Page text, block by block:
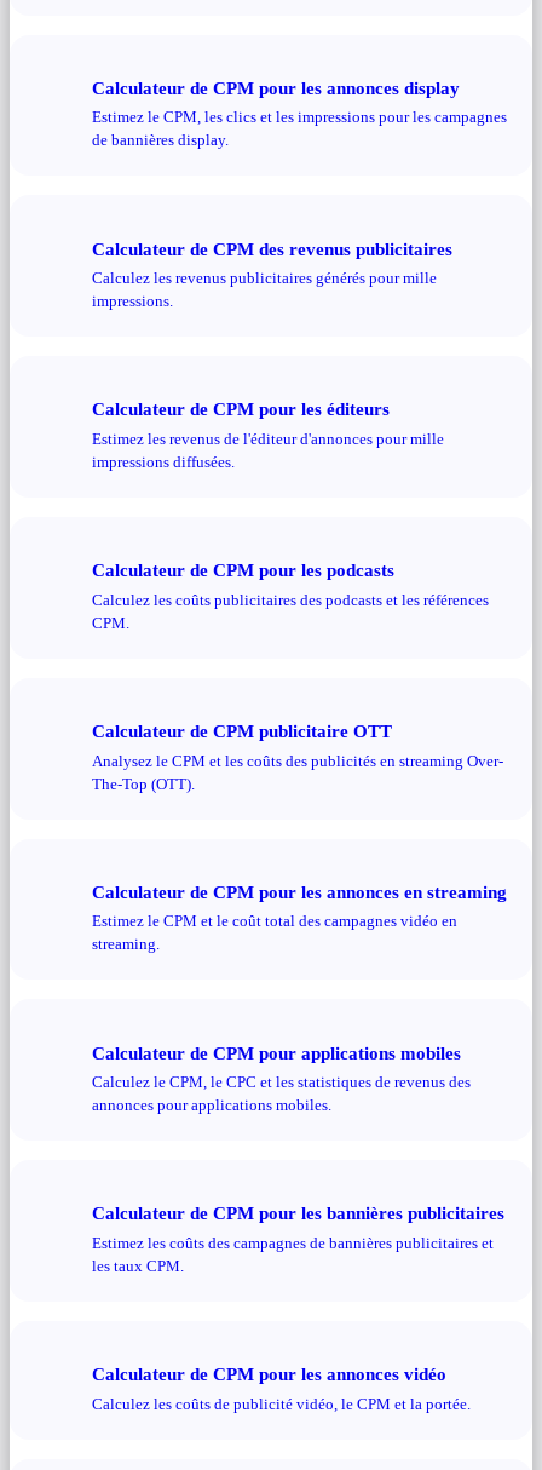
Calculateur de CPM pour les annonces display
Estimez le CPM, les clics et les impressions pour les campagnes
de bannières display.
Calculateur de CPM des revenus publicitaires
Calculez les revenus publicitaires générés pour mille
impressions.
Calculateur de CPM pour les éditeurs
Estimez les revenus de l'éditeur d'annonces pour mille
impressions diffusées.
Calculateur de CPM pour les podcasts
Calculez les coûts publicitaires des podcasts et les références
CPM.
Calculateur de CPM publicitaire OTT
Analysez le CPM et les coûts des publicités en streaming Over-
The-Top (OTT).
Calculateur de CPM pour les annonces en streaming
Estimez le CPM et le coût total des campagnes vidéo en
streaming.
Calculateur de CPM pour applications mobiles
Calculez le CPM, le CPC et les statistiques de revenus des
annonces pour applications mobiles.
Calculateur de CPM pour les bannières publicitaires
Estimez les coûts des campagnes de bannières publicitaires et
les taux CPM.
Calculateur de CPM pour les annonces vidéo
Calculez les coûts de publicité vidéo, le CPM et la portée.